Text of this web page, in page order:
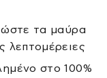
τα μαύρα
λεπτομέρειες
στο 100%